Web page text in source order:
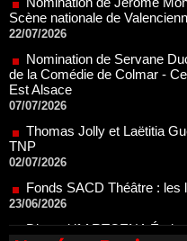
Nomination de Servane
de la Comédie de Colmar -
Est Alsace
07/07/2026
Thomas Jolly et Laëtitia
TNP
02/07/2026
Fonds SACD Théâtre : les
23/06/2026
20/06/2026
Le palmarès des prix
18/06/2026